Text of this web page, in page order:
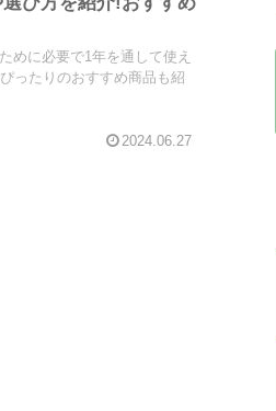
めに必要で1年を通して使え
ったりのおすすめ商品も紹
2024.06.27